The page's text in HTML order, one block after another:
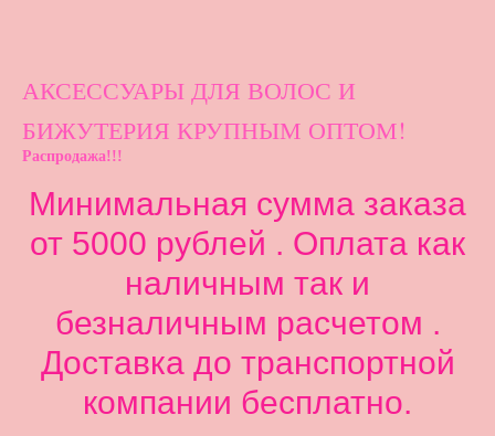
АКСЕССУАРЫ ДЛЯ ВОЛОС И
БИЖУТЕРИЯ КРУПНЫМ ОПТОМ!
Распродажа!!!
Минимальная сумма заказа
от 5000 рублей . Оплата как
наличным так и
безналичным расчетом .
Доставка до транспортной
компании бесплатно.